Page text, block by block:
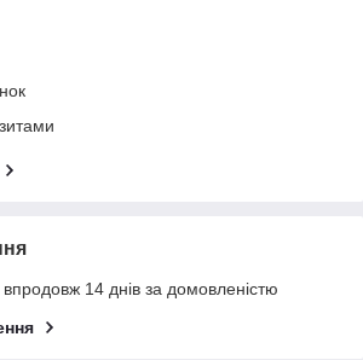
14 днів за домовленістю